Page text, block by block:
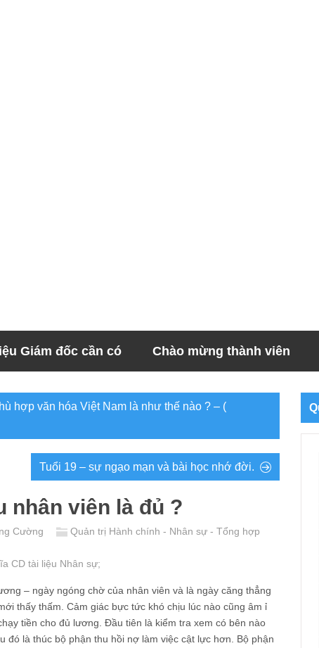
Giám đốc cần có Chào mừng thành viên
hợp văn hóa Việt Nam là như thế nào ? – (
Tuổi 19 – sự ngạo mạn và bài học nhớ đời.
nhân viên là đủ ?
Cường
Quản trị Hành chính - Nhân sự - Tổng hợp
CD tài liệu Nhân sự;
– ngày ngóng chờ của nhân viên và là ngày căng thẳng
thấy thấm. Cảm giác bực tức khó chịu lúc nào cũng âm ỉ
tiền cho đủ lương. Đầu tiên là kiểm tra xem có bên nào
đó là thúc bộ phận thu hồi nợ làm việc cật lực hơn. Bộ phận